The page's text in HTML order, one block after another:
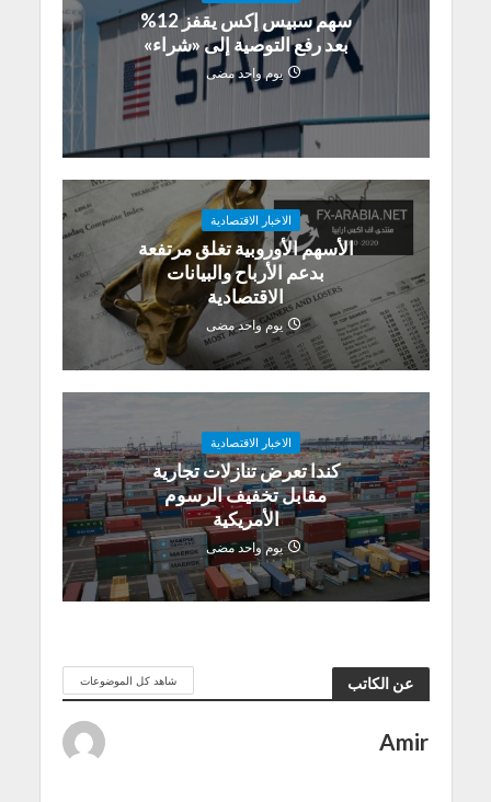
سهم سبيس إكس يقفز 12%
بعد رفع التوصية إلى «شراء»
يوم واحد مضى
الاخبار الاقتصادية
الأسهم الأوروبية تغلق مرتفعة
بدعم الأرباح والبيانات
الاقتصادية
يوم واحد مضى
الاخبار الاقتصادية
كندا تعرض تنازلات تجارية
مقابل تخفيف الرسوم
الأمريكية
يوم واحد مضى
عن الكاتب شاهد كل الموضوعات
Amir